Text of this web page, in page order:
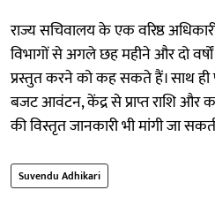
राज्य सचिवालय के एक वरिष्ठ
विभागों से अगले छह महीने और दो
प्रस्तुत करने को कह सकते हैं। साथ ही
बजट आवंटन, केंद्र से प्राप्त राशि और
की विस्तृत जानकारी भी मांगी जा
Suvendu Adhikari